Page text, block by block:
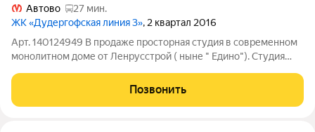
Автово
27 мин.
ЖК «Дудергофская линия 3», 2 квартал 2016
Арт. 140124949 В продаже просторная студия в современном
монолитном доме от Ленрусстрой ( ныне " Едино"). Студия
5 этаже 16-этажного дома. Дом 2016 года постройки с
современными лифтами,
Позвонить